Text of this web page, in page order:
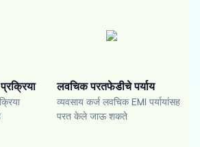
लवचिक परतफेडीचे पर्याय
व्यवसाय कर्ज लवचिक EMI पर्यायांसह
परत केले जाऊ शकते